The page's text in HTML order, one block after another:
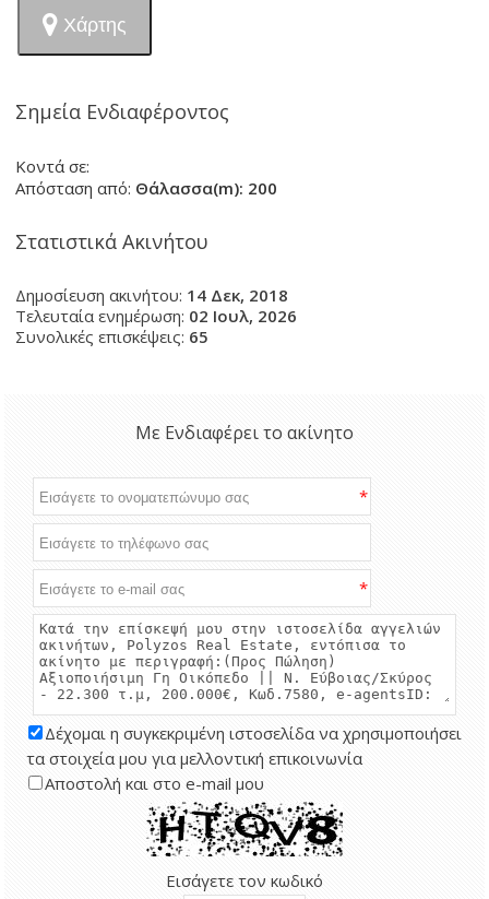
Χάρτης
Σημεία Ενδιαφέροντος
Κοντά σε:
Απόσταση από: Θάλασσα(m): 200
Στατιστικά Ακινήτου
Δημοσίευση ακινήτου: 14 Δεκ, 2018
Τελευταία ενημέρωση: 02 Ιουλ, 2026
Συνολικές επισκέψεις: 65
Με Ενδιαφέρει το ακίνητο
*
*
Δέχομαι η συγκεκριμένη ιστοσελίδα να χρησιμοποιήσει
τα στοιχεία μου για μελλοντική επικοινωνία
Αποστολή και στο e-mail μου
Εισάγετε τον κωδικό